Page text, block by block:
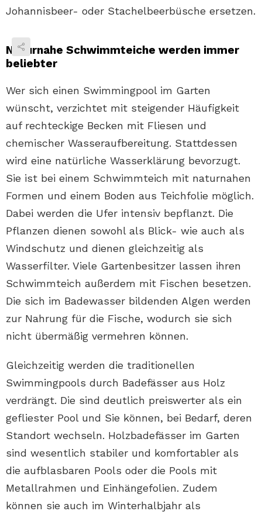
Johannisbeer- oder Stachelbeerbüsche ersetzen.
Naturnahe Schwimmteiche werden immer
beliebter
Wer sich einen Swimmingpool im Garten
wünscht, verzichtet mit steigender Häufigkeit
auf rechteckige Becken mit Fliesen und
chemischer Wasseraufbereitung. Stattdessen
wird eine natürliche Wasserklärung bevorzugt.
Sie ist bei einem Schwimmteich mit naturnahen
Formen und einem Boden aus Teichfolie möglich.
Dabei werden die Ufer intensiv bepflanzt. Die
Pflanzen dienen sowohl als Blick- wie auch als
Windschutz und dienen gleichzeitig als
Wasserfilter. Viele Gartenbesitzer lassen ihren
Schwimmteich außerdem mit Fischen besetzen.
Die sich im Badewasser bildenden Algen werden
zur Nahrung für die Fische, wodurch sie sich
nicht übermäßig vermehren können.
Gleichzeitig werden die traditionellen
Swimmingpools durch Badefässer aus Holz
verdrängt. Die sind deutlich preiswerter als ein
gefliester Pool und Sie können, bei Bedarf, deren
Standort wechseln. Holzbadefässer im Garten
sind wesentlich stabiler und komfortabler als
die aufblasbaren Pools oder die Pools mit
Metallrahmen und Einhängefolien. Zudem
können sie auch im Winterhalbjahr als